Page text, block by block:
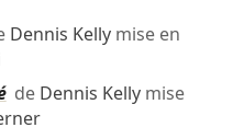
Dennis Kellymise en
de Dennis Kellymise